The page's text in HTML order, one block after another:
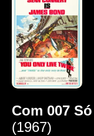
Com 007
(1967)